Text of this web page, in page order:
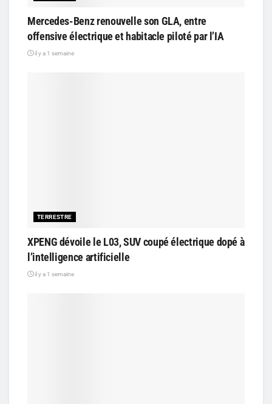
Mercedes-Benz renouvelle son GLA, entre
offensive électrique et habitacle piloté par l’IA
il y a 1 semaine
TERRESTRE
XPENG dévoile le L03, SUV coupé électrique dopé à
l’intelligence artificielle
il y a 1 semaine